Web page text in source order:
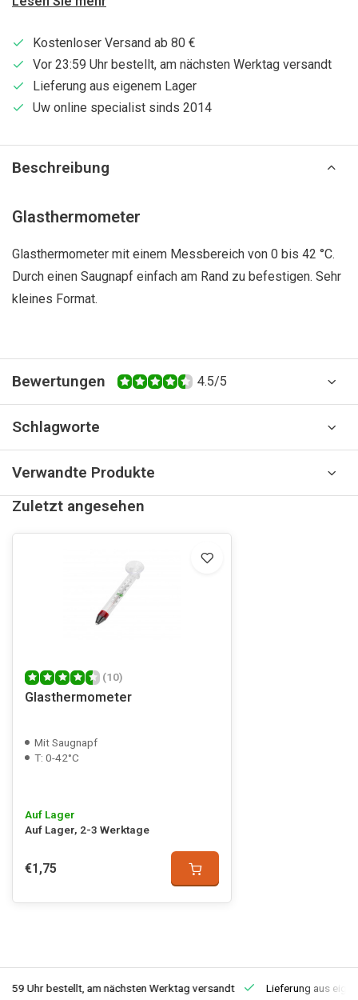
Kostenloser Versand ab 80 €
Vor 23:59 Uhr bestellt, am nächsten Werktag versandt
Lieferung aus eigenem Lager
Uw online specialist sinds 2014
Beschreibung
Glasthermometer
Glasthermometer mit einem Messbereich von 0 bis 42 °C.
Durch einen Saugnapf einfach am Rand zu befestigen. Sehr
kleines Format.
Bewertungen 4.5/5
Schlagworte
Verwandte Produkte
Zuletzt angesehen
(10)
Glasthermometer
Mit Saugnapf
T: 0-42°C
Auf Lager
Auf Lager, 2-3 Werktage
€1,75
Uhr bestellt, am nächsten Werktag versandt Lieferung aus